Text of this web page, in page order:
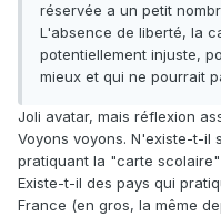
réservée a un petit
L'absence de liberté, la
potentiellement injuste,
mieux et qui ne pourrait
Joli avatar, mais réflexion
Voyons voyons. N'existe-t-il
pratiquant la "carte
Existe-t-il des pays qui
France (en gros, la même